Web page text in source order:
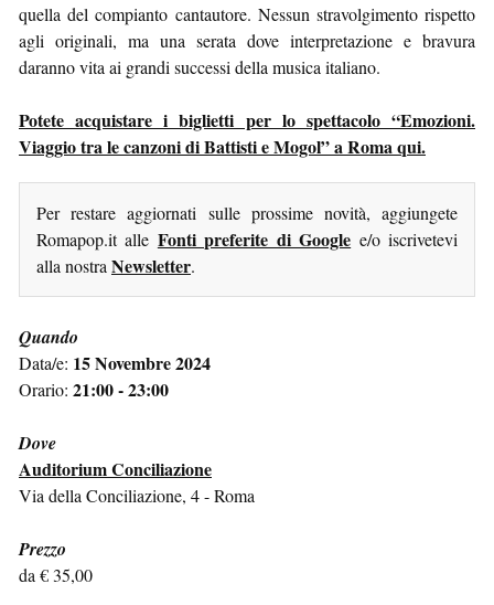
quella del compianto cantautore. Nessun stravolgimento rispetto
agli originali, ma una serata dove interpretazione e bravura
daranno vita ai grandi successi della musica italiano.
Potete acquistare i biglietti per lo spettacolo “Emozioni.
Viaggio tra le canzoni di Battisti e Mogol” a Roma qui.
Per restare aggiornati sulle prossime novità, aggiungete
Romapop.it alle Fonti preferite di Google e/o iscrivetevi
alla nostra Newsletter.
Quando
Data/e: 15 Novembre 2024
Orario: 21:00 - 23:00
Dove
Auditorium Conciliazione
Via della Conciliazione, 4 - Roma
Prezzo
da € 35,00